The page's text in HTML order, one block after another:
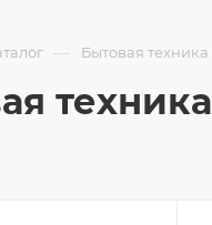
— Бытовая техника
техника